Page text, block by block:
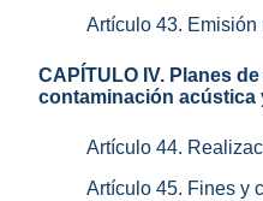
Artículo 43.
CAPÍTULO IV. Planes
contaminación acústica
Artículo 44.
Artículo 45. Fines y